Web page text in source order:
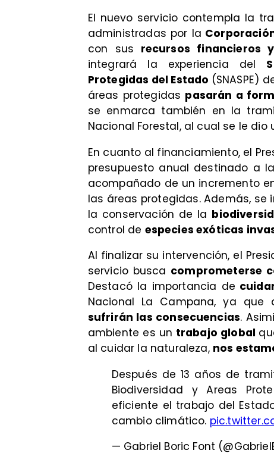
El nuevo servicio contempla la
administradas por la
con sus recursos financieros
integrará la experiencia del
Protegidas del Estado (SNASPE)
áreas protegidas pasarán a
se enmarca también en la
Nacional Forestal, al cual se le
En cuanto al financiamiento, el
presupuesto anual destinado a la
acompañado de un incremento
las áreas protegidas. Además, se
la conservación de la
control de especies exóticas
Al finalizar su intervención, el
servicio busca comprometerse
Destacó la importancia de
Nacional La Campana, ya que
sufrirán las consecuencias.
ambiente es un trabajo global
al cuidar la naturaleza, nos
Después de 13 años de
Biodiversidad y Areas
eficiente el trabajo del
cambio climático.
— Gabriel Boric Font